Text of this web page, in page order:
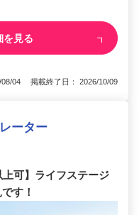
を見る
08/04 掲載終了日： 2026/10/09
ーター
上可】ライフステージ
す！